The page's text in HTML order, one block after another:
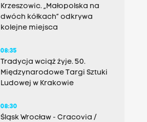
Krzeszowic. „Małopolska na
dwóch kółkach” odkrywa
kolejne miejsca
08:35
Tradycja wciąż żyje. 50.
Międzynarodowe Targi Sztuki
Ludowej w Krakowie
08:30
Śląsk Wrocław - Cracovia /